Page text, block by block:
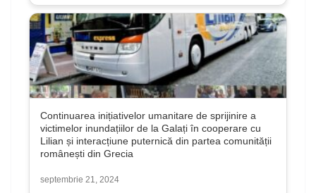
Continuarea inițiativelor umanitare de sprijinire a
victimelor inundațiilor de la Galați în cooperare cu
Lilian și interacțiune puternică din partea comunității
românești din Grecia
septembrie 21, 2024